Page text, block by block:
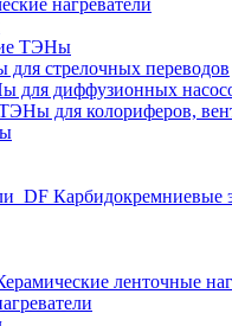
нагреватели
ТЭНы
стрелочных переводов
для диффузионных
для колориферов,
Карбидокремниевые
ленточные